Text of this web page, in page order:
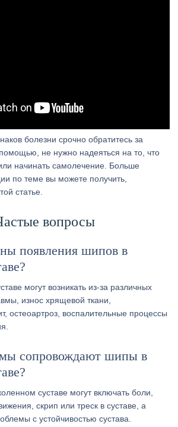
болезни срочно обратитесь за
не нужно надеяться на то, что
начинать самолечение. Больше
по теме вы можете получить,
статье.
вопросы
появления шипов в
могут возникать из-за различных
износ хрящевой ткани,
остеоартроз, воспалительные процессы
сопровождают шипы в
суставе могут включать боли,
скрип или треск в суставе, а
с устойчивостью сустава.